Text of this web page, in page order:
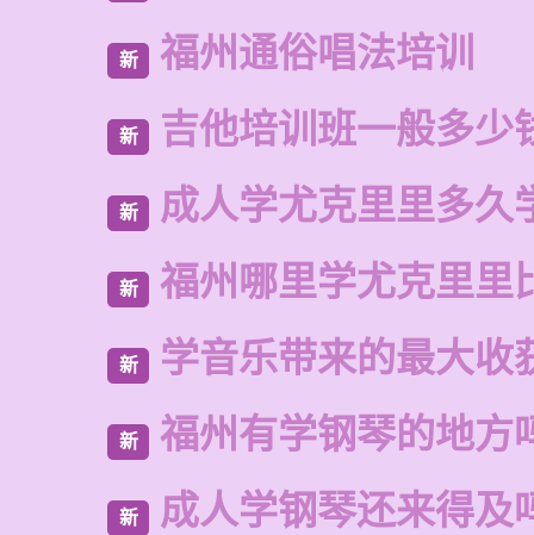
新 福州通俗唱法培训
新 吉他培训班一般多少
新 成人学尤克里里多久
新 福州哪里学尤克里里
新 学音乐带来的最大收
新 福州有学钢琴的地方
新 成人学钢琴还来得及